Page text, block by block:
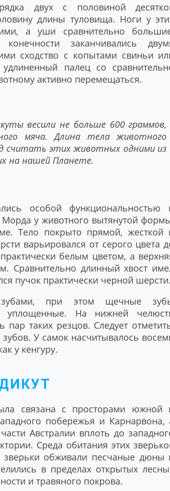
двух с половиной
длины туловища. Ноги у
а уши сравнительно
заканчивались
сходство с копытами свиньи
палец со
активно перемещаться.
весили не больше 600 граммов,
мяча. Длина тела животного
считать этих животных одними из
на нашей Планете.
особой функциональностью
у животного вытянутой
Тело покрыто прямой, жесткой
варьировался от серого цвета
белым цветом, а
Сравнительно длинный хвост
пучок практически черной шерсти.
при этом щечные
уплощенные. На нижней
таких резцов. Следует
У самок насчитывалось
у кенгуру.
связана с просторами южной
побережья и Карнарвона,
Австралии вплоть до
Среда обитания этих
зверьки обживали песчаные дюны
в пределах открытых
и травяного покрова.